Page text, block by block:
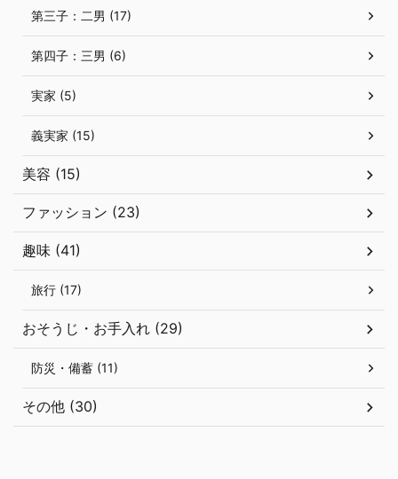
第三子：二男 (17)
第四子：三男 (6)
実家 (5)
義実家 (15)
美容 (15)
ファッション (23)
趣味 (41)
旅行 (17)
おそうじ・お手入れ (29)
防災・備蓄 (11)
その他 (30)